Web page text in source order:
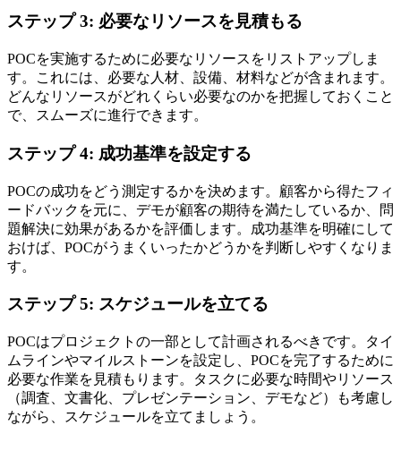
ステップ 3: 必要なリソースを見積もる
POCを実施するために必要なリソースをリストアップしま
す。これには、必要な人材、設備、材料などが含まれます。
どんなリソースがどれくらい必要なのかを把握しておくこと
で、スムーズに進行できます。
ステップ 4: 成功基準を設定する
POCの成功をどう測定するかを決めます。顧客から得たフィ
ードバックを元に、デモが顧客の期待を満たしているか、問
題解決に効果があるかを評価します。成功基準を明確にして
おけば、POCがうまくいったかどうかを判断しやすくなりま
す。
ステップ 5: スケジュールを立てる
POCはプロジェクトの一部として計画されるべきです。タイ
ムラインやマイルストーンを設定し、POCを完了するために
必要な作業を見積もります。タスクに必要な時間やリソース
（調査、文書化、プレゼンテーション、デモなど）も考慮し
ながら、スケジュールを立てましょう。